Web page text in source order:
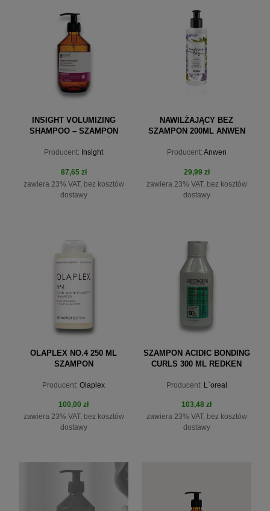
do koszyka do koszyka
INSIGHT VOLUMIZING
SHAMPOO – SZAMPON
350ML
Producent: Insight
87,65 zł
zawiera 23% VAT, bez kosztów
dostawy
do koszyka
NAWILŻAJĄCY BEZ
SZAMPON 200ML ANWEN
Producent: Anwen
29,99 zł
zawiera 23% VAT, bez kosztów
dostawy
do koszyka
OLAPLEX NO.4 250 ML
SZAMPON
Producent: Olaplex
100,00 zł
zawiera 23% VAT, bez kosztów
dostawy
SZAMPON ACIDIC BONDING
CURLS 300 ML REDKEN
Producent: L`oreal
103,48 zł
zawiera 23% VAT, bez kosztów
dostawy